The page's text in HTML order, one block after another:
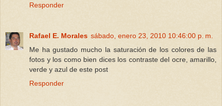
Responder
Rafael E. Morales sábado, enero 23, 2010 10:46:00 p. m.
Me ha gustado mucho la saturación de los colores de las
fotos y los como bien dices los contraste del ocre, amarillo,
verde y azul de este post
Responder